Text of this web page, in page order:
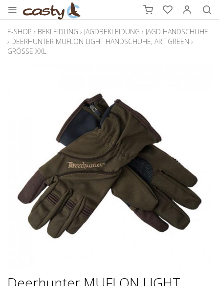
E-SHOP › BEKLEIDUNG › JAGDBEKLEIDUNG › JAGD HANDSCHUHE
› DEERHUNTER MUFLON LIGHT HANDSCHUHE, ART GREEN ›
GRÖSSE XXL